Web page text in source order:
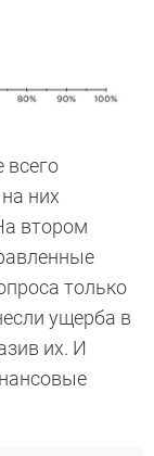
них
втором
только
ущерба в
их. И